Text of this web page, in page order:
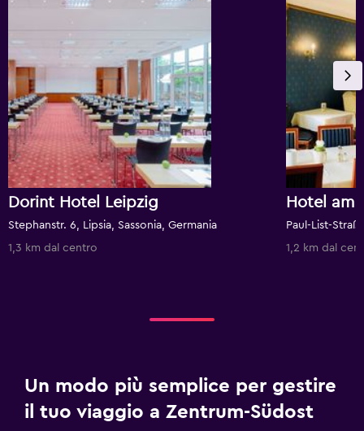
Dorint Hotel Leipzig
Stephanstr. 6, Lipsia, Sassonia, Germania
1,3 km dal centro
Hotel am
1,2 km dal
Un modo più semplice per gestire
il tuo viaggio a Zentrum-Südost